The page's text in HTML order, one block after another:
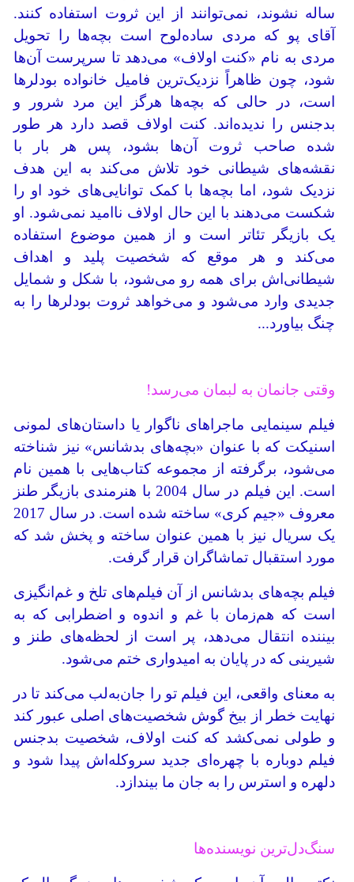
ساله نشوند، نمی‌توانند از این ثروت استفاده کنند.
آقای پو که مردی ساده‌لوح است بچه‌ها را تحویل
مردی به نام «کنت اولاف» می‌دهد تا سرپرست آن‌ها
شود، چون ظاهراً نزدیک‌ترین فامیل خانواده بودلرها
است، در حالی که بچه‌ها هرگز این مرد شرور و
بدجنس را ندیده‌اند. کنت اولاف قصد دارد هر طور
شده صاحب ثروت آن‌ها بشود، پس هر بار با
نقشه‌های شیطانی خود تلاش می‌کند به این هدف
نزدیک شود، اما بچه‌ها با کمک توانایی‌های خود او را
شکست می‌دهند با این حال اولاف ناامید نمی‌شود. او
یک بازیگر تئاتر است و از همین موضوع استفاده
می‌کند و هر موقع که شخصیت پلید و اهداف
شیطانی‌اش برای همه رو می‌شود، با شکل و شمایل
جدیدی وارد می‌شود و می‌خواهد ثروت بودلرها را به
چنگ بیاورد...
وقتی جانمان به لبمان می‌رسد!
فیلم سینمایی ماجراهای ناگوار یا داستان‌های لمونی
اسنیکت که با عنوان «بچه‌های بدشانس» نیز شناخته
می‌شود، برگرفته از مجموعه کتاب‌هایی با همین نام
است. این فیلم در سال 2004 با هنرمندی بازیگر طنز
معروف «جیم کری» ساخته شده است. در سال 2017
یک سریال نیز با همین عنوان ساخته و پخش شد که
مورد استقبال تماشاگران قرار گرفت.
فیلم بچه‌های بدشانس از آن فیلم‌های تلخ و غم‌انگیزی
است که هم‌زمان با غم و اندوه و اضطرابی که به
بیننده انتقال می‌دهد، پر است از لحظه‌های طنز و
شیرینی که در پایان به امیدواری ختم می‌شود.
به معنای واقعی، این فیلم تو را جان‌به‌لب می‌کند تا در
نهایت خطر از بیخ گوش شخصیت‌های اصلی عبور کند
و طولی نمی‌کشد که کنت اولاف، شخصیت بدجنس
فیلم دوباره با چهره‌ای جدید سروکله‌اش پیدا شود و
دلهره و استرس را به جان ما بیندازد.
سنگ‌دل‌ترین نویسنده‌ها